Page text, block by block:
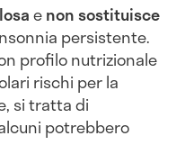
enon sostituisce
persistente.
profilo nutrizionale
rischi per la
si tratta di
potrebbero